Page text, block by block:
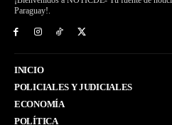
Paraguay!.
INICIO
POLICIALES Y JUDICIALES
ECONOMÍA
POLÍTICA